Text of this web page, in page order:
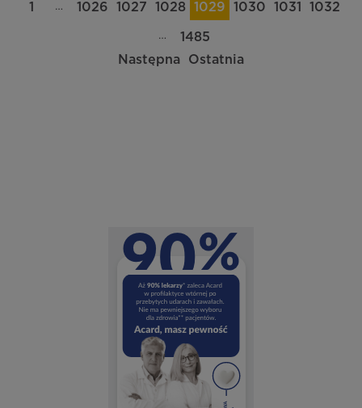
1 … 1026 1027 1028 1029 1030 1031 1032
…
1485
Następna
Ostatnia